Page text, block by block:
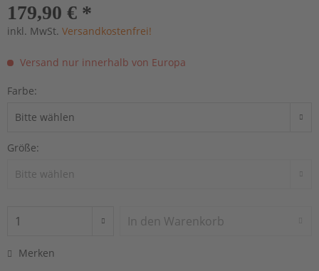
179,90 € *
inkl. MwSt. Versandkostenfrei!
Versand nur innerhalb von Europa
Farbe:
Größe:
In den Warenkorb
Merken